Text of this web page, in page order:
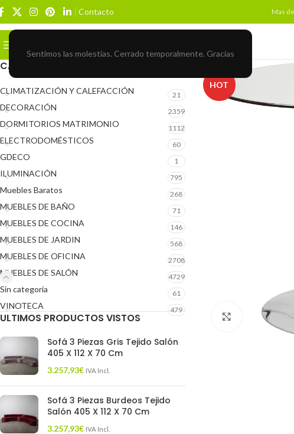
Sentimos las molestias. Cerrado temporalmente. Gracias
Contacto Mas
CATEGORÍAS DEL PRODUCTO
CLIMATIZACIÓN Y CALEFACCIÓN 21
DECORACIÓN 2359
DORMITORIOS MATRIMONIO 1112
ELECTRODOMÉSTICOS 60
GDECO 1
ILUMINACIÓN 795
Muebles Baratos 268
MUEBLES DE BAÑO 71
MUEBLES DE COCINA 146
MUEBLES DE JARDIN 568
MUEBLES DE OFICINA 2708
MUEBLES DE SALÓN 4729
Sin categoría 61
VINOTECA 479
ULTIMOS PRODUCTOS VISTOS
Sofá 3 Piezas Gris Tejido Salón
405 X 112 X 70 Cm
3.257,93€ IVA Incl.
Sofá 3 Piezas Burdeos Tejido
Salón 405 X 112 X 70 Cm
3.257,93€ IVA Incl.
HOT
Click to